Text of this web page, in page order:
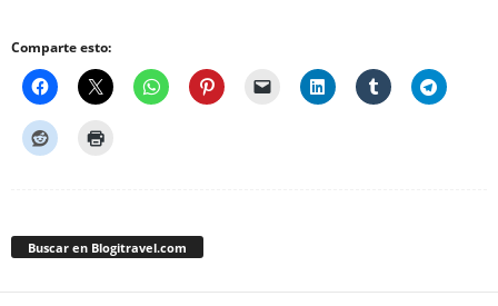
Comparte esto:
Buscar en Blogitravel.com